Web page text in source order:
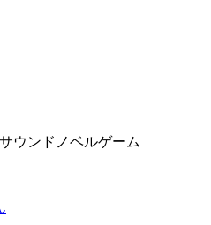
ウンドノベルゲーム